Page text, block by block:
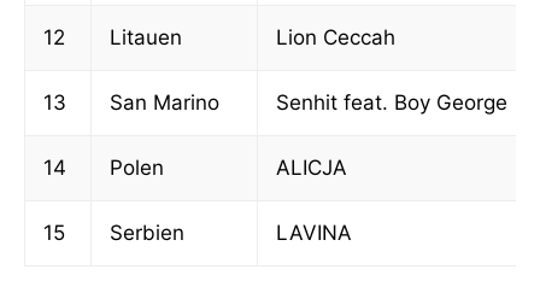
12 Litauen Lion Ceccah
13 San Marino Senhit feat. Boy George
14 Polen ALICJA
15 Serbien LAVINA